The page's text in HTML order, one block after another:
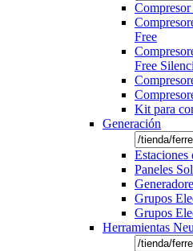
Free
Free
Kit para
Generación
Estaciones
Paneles
Grupos
Grupos
Herramientas